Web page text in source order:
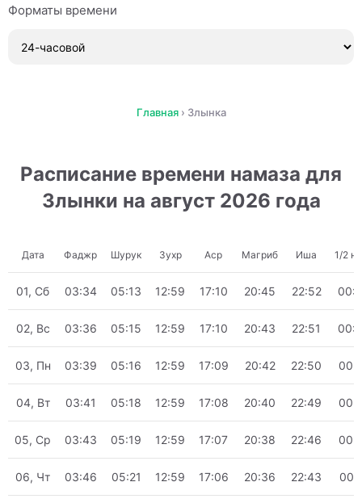
Форматы времени
Главная› Злынка
Расписание времени намаза для
Злынки на август 2026 года
Дата Фаджр Шурук Зухр Аср Магриб Иша 1/2
01, Сб 03:34 05:13 12:59 17:10 20:45 22:52
02, Вс 03:36 05:15 12:59 17:10 20:43 22:51
03, Пн 03:39 05:16 12:59 17:09 20:42 22:50
04, Вт 03:41 05:18 12:59 17:08 20:40 22:49
05, Ср 03:43 05:19 12:59 17:07 20:38 22:46
06, Чт 03:46 05:21 12:59 17:06 20:36 22:43